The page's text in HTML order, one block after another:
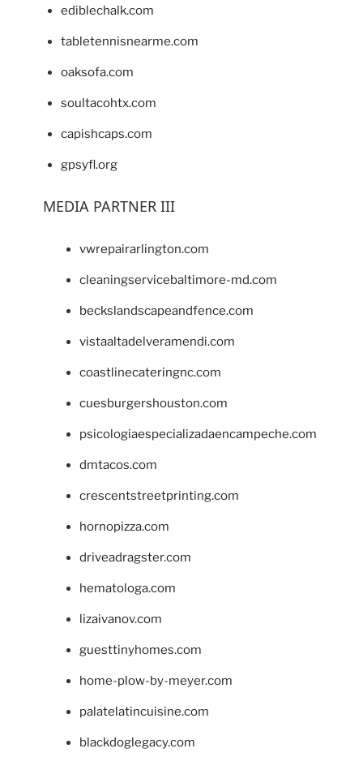
ediblechalk.com
tabletennisnearme.com
oaksofa.com
soultacohtx.com
capishcaps.com
gpsyfl.org
MEDIA PARTNER III
vwrepairarlington.com
cleaningservicebaltimore-md.com
beckslandscapeandfence.com
vistaaltadelveramendi.com
coastlinecateringnc.com
cuesburgershouston.com
psicologiaespecializadaencampeche.com
dmtacos.com
crescentstreetprinting.com
hornopizza.com
driveadragster.com
hematologa.com
lizaivanov.com
guesttinyhomes.com
home-plow-by-meyer.com
palatelatincuisine.com
blackdoglegacy.com